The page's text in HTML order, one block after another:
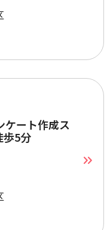
ケート作成ス
歩5分